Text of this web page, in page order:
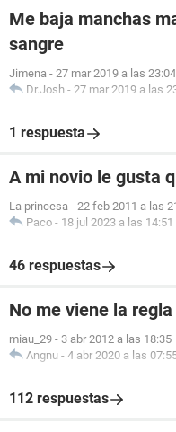
Me baja manchas
sangre
Jimena - 27 mar 2019 a las 23:04
Dr.Josh - 27 mar 2019 a las
1 respuesta
A mi novio le gusta
La princesa - 22 feb 2011 a las
Paco - 18 jul 2023 a las 14:51
46 respuestas
No me viene la
miau_29 - 3 abr 2012 a las 18:35
Angnu - 4 abr 2020 a las
112 respuestas